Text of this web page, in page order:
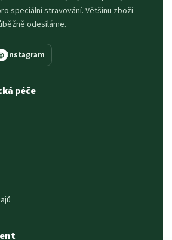
speciální stravování. Většinu zboží
odesíláme.
Instagram
péče